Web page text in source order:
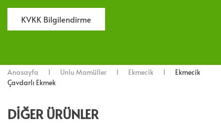
KVKK Bilgilendirme
Anasayfa Unlu Mamüller Ekmecik
Ekmecik
Çavdarlı Ekmek
DIĞER ÜRÜNLER